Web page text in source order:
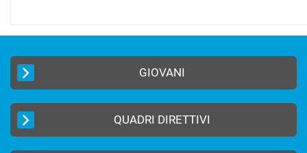
GIOVANI
QUADRI DIRETTIVI